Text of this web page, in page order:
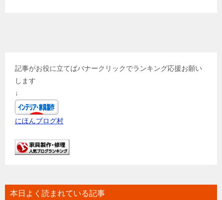
記事がお役に立てばバナークリックでランキング応援お願い
します
↓
にほんブログ村
本日よく読まれている記事